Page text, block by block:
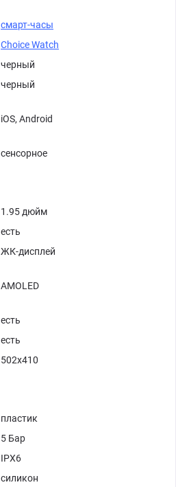
смарт-часы
Choice Watch
черный
черный
iOS, Android
сенсорное
1.95 дюйм
есть
ЖК-дисплей
AMOLED
есть
есть
502x410
пластик
5 Бар
IPX6
силикон